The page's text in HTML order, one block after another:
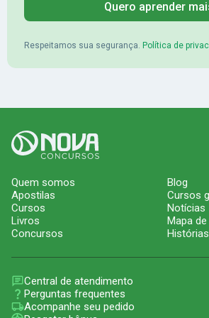
Quero aprender
Respeitamos sua segurança. Política de
Quem somos
Apostilas
Cursos
Livros
Concursos
Blog
Cursos
Notícias
Mapa
Central de atendimento
Perguntas frequentes
Acompanhe seu pedido